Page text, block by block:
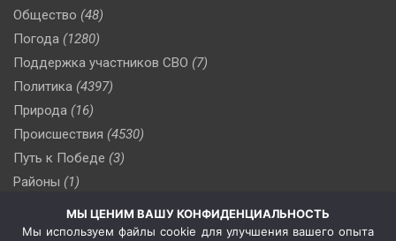
Общество (48)
Погода (1280)
Поддержка участников СВО (7)
Политика (4397)
Природа (16)
Происшествия (4530)
Путь к Победе (3)
Районы (1)
(510)
Сельское хозяйство (3)
МЫ ЦЕНИМ ВАШУ КОНФИДЕНЦИАЛЬНОСТЬ
Мы используем файлы cookie для улучшения вашего опыта